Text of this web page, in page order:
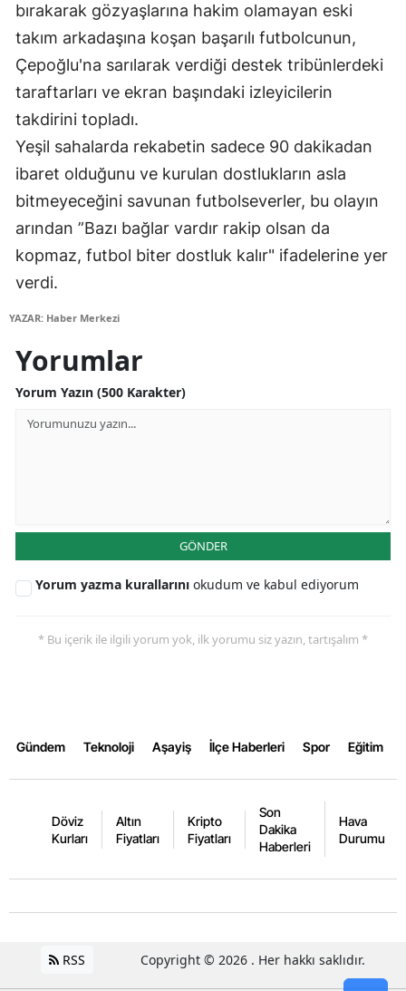
Nevşehir
Niğde
Ordu
Sakarya
Samsun
Siirt
Van
Batman
Şırnak
Bartın
Ardahan
bırakarak gözyaşlarına hakim olamayan eski
takım arkadaşına koşan başarılı futbolcunun,
Çepoğlu'na sarılarak verdiği destek tribünlerdeki
taraftarları ve ekran başındaki izleyicilerin
takdirini topladı.
Yeşil sahalarda rekabetin sadece 90 dakikadan
ibaret olduğunu ve kurulan dostlukların asla
bitmeyeceğini savunan futbolseverler, bu olayın
arından ”Bazı bağlar vardır rakip olsan da
kopmaz, futbol biter dostluk kalır" ifadelerine yer
verdi.
YAZAR: Haber Merkezi
Yorumlar
Yorum Yazın (500 Karakter)
GÖNDER
Yorum yazma kurallarını okudum ve kabul ediyorum
* Bu içerik ile ilgili yorum yok, ilk yorumu siz yazın, tartışalım *
Gündem Teknoloji Aşayiş İlçe Haberleri Spor Eğitim
Döviz
Kurları
Altın
Fiyatları
Kripto
Fiyatları
Son
Dakika
Haberleri
Hava
Durumu
RSS Copyright © 2026 . Her hakkı saklıdır.